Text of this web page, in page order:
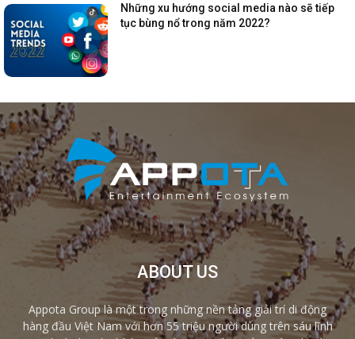
Những xu hướng social media nào sẽ tiếp
tục bùng nổ trong năm 2022?
ABOUT US
Appota Group là một trong những nền tảng giải trí di động
hàng đầu Việt Nam với hơn 55 triệu người dùng trên sáu lĩnh